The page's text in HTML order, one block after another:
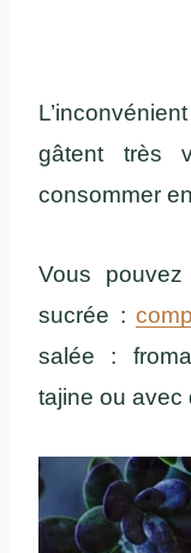
gâtent très
consommer
Vous
sucrée :
salée :
tajine ou avec